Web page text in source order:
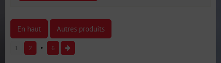
En haut Autres produits
1 2 6